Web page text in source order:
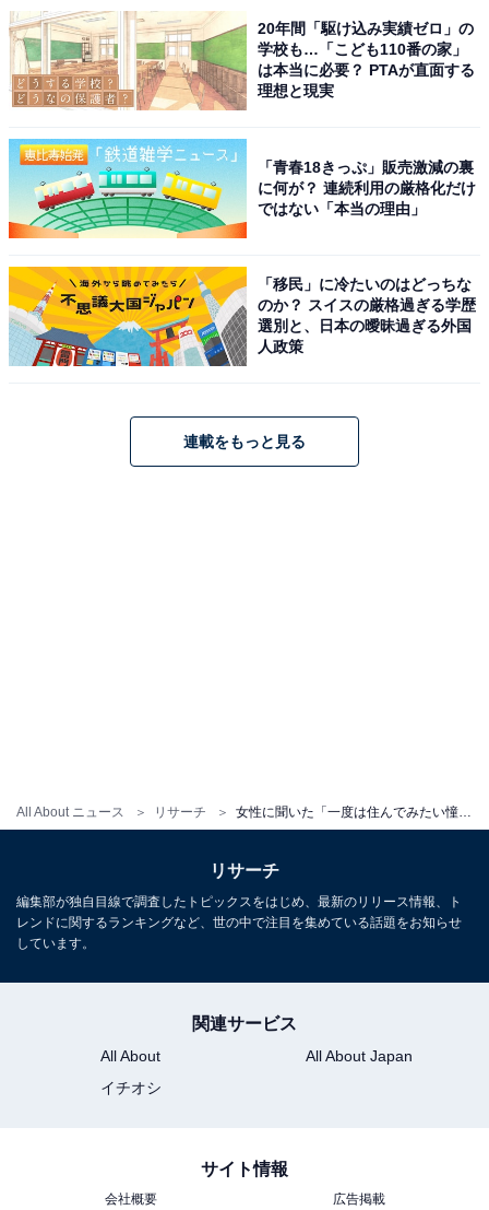
All About ニュース リサーチ
20年間「駆け込み実績ゼロ」の
学校も…「こども110番の家」
は本当に必要？ PTAが直面する
理想と現実
「青春18きっぷ」販売激減の裏
に何が？ 連続利用の厳格化だけ
ではない「本当の理由」
「移民」に冷たいのはどっちな
のか？ スイスの厳格過ぎる学歴
選別と、日本の曖昧過ぎる外国
人政策
連載をもっと見る
リサーチ
編集部が独自目線で調査したトピックスをはじめ、最新のリリース情報、ト
レンドに関するランキングなど、世の中で注目を集めている話題をお知らせ
しています。
関連サービス
All About
All About Japan
イチオシ
サイト情報
会社概要 広告掲載